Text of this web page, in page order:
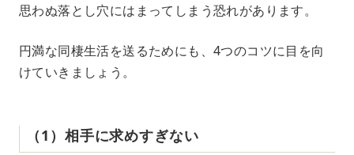
思わぬ落とし穴にはまってしまう恐れがあります。
円満な同棲生活を送るためにも、4つのコツに目を向
けていきましょう。
（1）相手に求めすぎない